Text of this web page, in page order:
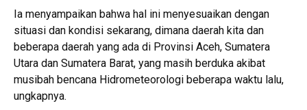
Ia menyampaikan bahwa hal ini menyesuaikan dengan
situasi dan kondisi sekarang, dimana daerah kita dan
beberapa daerah yang ada di Provinsi Aceh, Sumatera
Utara dan Sumatera Barat, yang masih berduka akibat
musibah bencana Hidrometeorologi beberapa waktu lalu,
ungkapnya.